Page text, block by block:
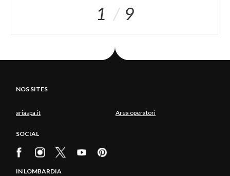
1 9
NOS SITES
ariaspa.it Area operatori
SOCIAL
IN LOMBARDIA